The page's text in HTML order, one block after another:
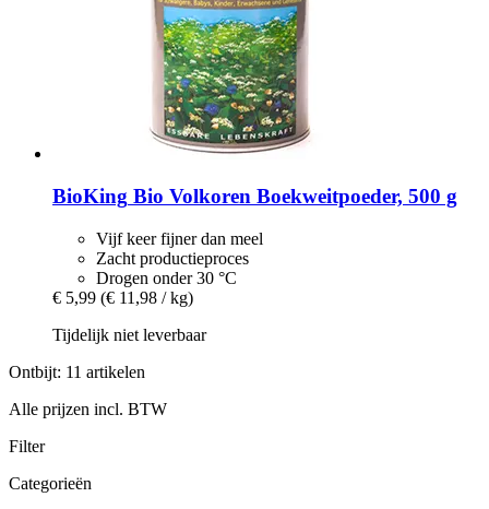
BioKing Bio Volkoren Boekweitpoeder, 500 g
Vijf keer fijner dan meel
Zacht productieproces
Drogen onder 30 °C
€ 5,99 (€ 11,98 / kg)
Tijdelijk niet leverbaar
Ontbijt: 11 artikelen
Alle prijzen incl. BTW
Filter
Categorieën